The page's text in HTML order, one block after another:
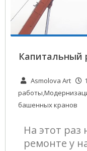
Капитальный
Asmolova Art
работы,
башенных кранов
На этот раз
ремонте у